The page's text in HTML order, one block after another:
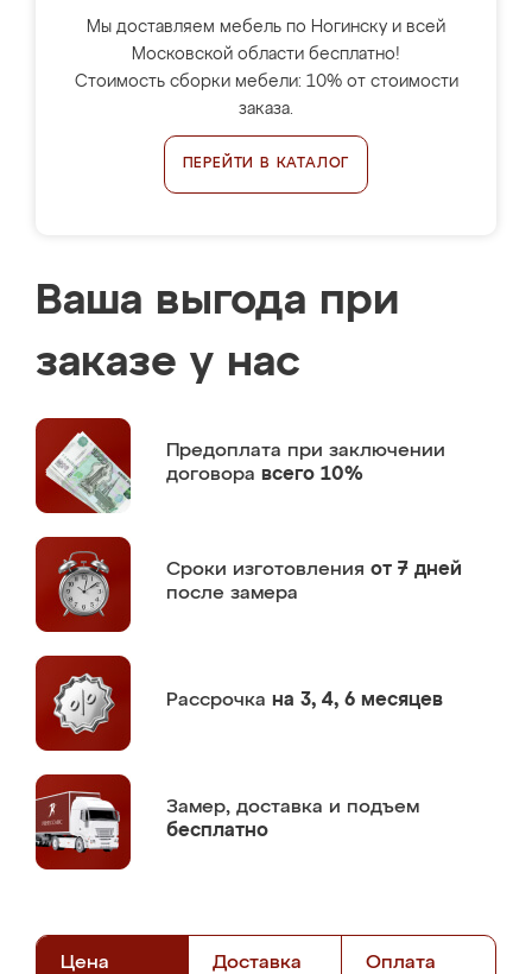
Мы доставляем мебель по Ногинску и всей
Московской области бесплатно!
Стоимость сборки мебели: 10% от стоимости
заказа.
ПЕРЕЙТИ В КАТАЛОГ
Ваша выгода при
заказе у нас
Предоплата при заключении
договора всего 10%
Сроки изготовления от 7 дней
после замера
Рассрочка на 3, 4, 6 месяцев
Замер, доставка и подъем
бесплатно
Цена Доставка Оплата